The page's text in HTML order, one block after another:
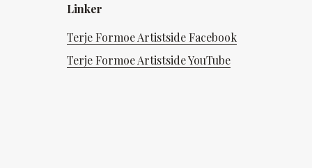
Linker
Terje Formoe Artistside Facebook
Terje Formoe Artistside YouTube